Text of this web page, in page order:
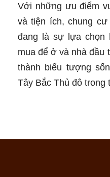
Với những ưu điểm
và tiện ích, chung
đang là sự lựa chọn
mua để ở và nhà đầu
thành biểu tượng
Tây Bắc Thủ đô trong